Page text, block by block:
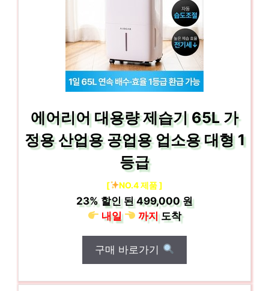
에어리어 대용량 제습기 65L 가
정용 산업용 공업용 업소용 대형 1
등급
[ NO.4 제품 ]
23% 할인 된499,000 원
내일
까지도착
구매 바로가기